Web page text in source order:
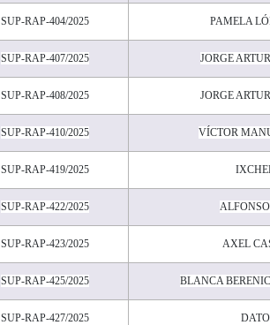
SUP-RAP-404/2025 PAMELA
SUP-RAP-407/2025 JORGE
SUP-RAP-408/2025 JORGE
SUP-RAP-410/2025 VÍCTOR
SUP-RAP-419/2025
SUP-RAP-422/2025
SUP-RAP-423/2025 AXEL
SUP-RAP-425/2025 BLANCA
SUP-RAP-427/2025